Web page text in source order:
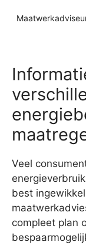
Veel
best
compleet plan